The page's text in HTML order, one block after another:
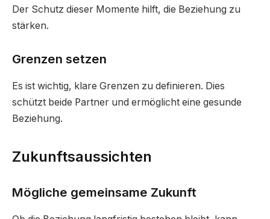
Der Schutz dieser Momente hilft, die Beziehung zu
stärken.
Grenzen setzen
Es ist wichtig, klare Grenzen zu definieren. Dies
schützt beide Partner und ermöglicht eine gesunde
Beziehung.
Zukunftsaussichten
Mögliche gemeinsame Zukunft